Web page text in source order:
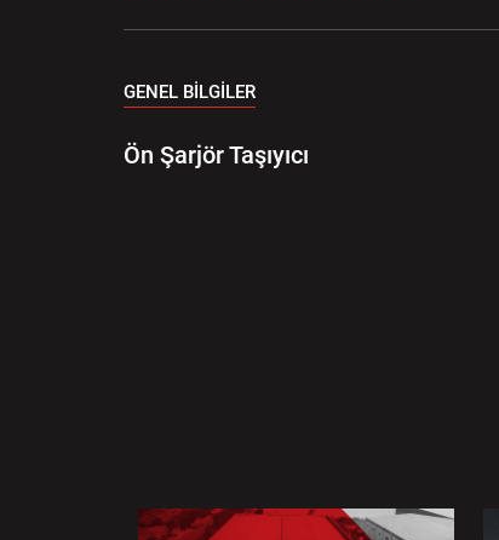
GENEL BİLGİLER
Ön Şarjör Taşıyıcı